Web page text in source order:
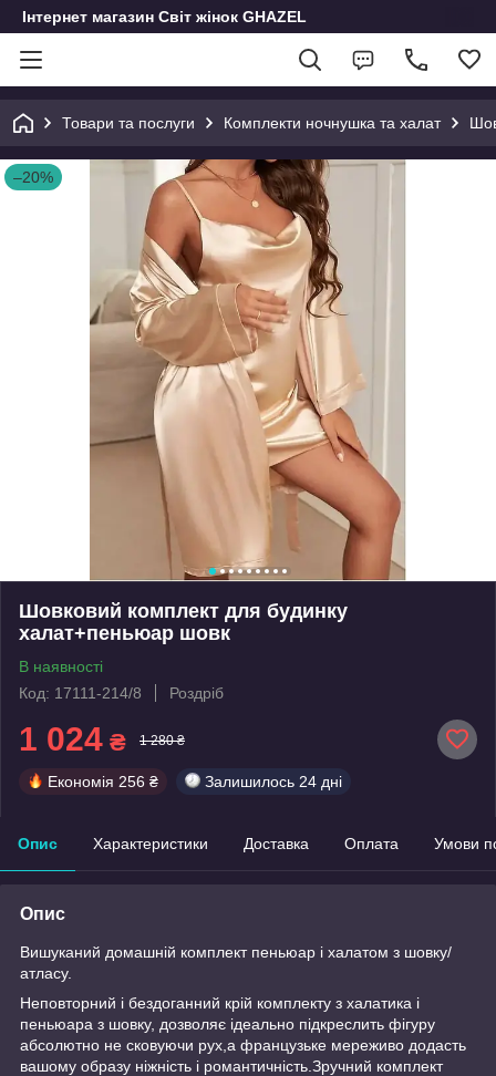
Інтернет магазин Світ жінок GHAZEL
Товари та послуги Комплекти ночнушка та халат
–20%
Шовковий комплект для будинку
халат+пеньюар шовк
В наявності
Код: 17111-214/8
Роздріб
1 024 ₴ 1 280 ₴
Економія 256 ₴ Залишилось 24 дні
Опис Характеристики Доставка Оплата Умови
Опис
Вишуканий домашній комплект пеньюар і халатом з шовку/
атласу.
Неповторний і бездоганний крій комплекту з халатика і
пеньюара з шовку, дозволяє ідеально підкреслить фігуру
абсолютно не сковуючи рух,а французьке мереживо додасть
вашому образу ніжність і романтичність.Зручний комплект